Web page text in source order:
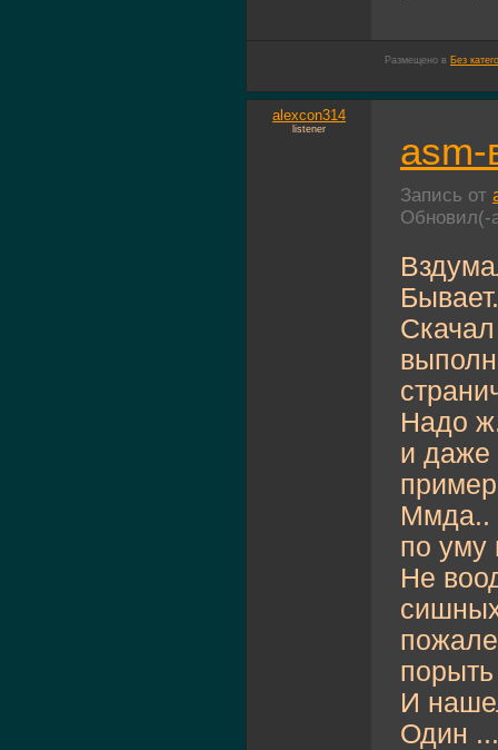
Размещено в Без
alexcon314
listener asm-
Запись от
Бывает.
Надо
и даже
Ммда..
по уму
Не
порыть
И
Один ...